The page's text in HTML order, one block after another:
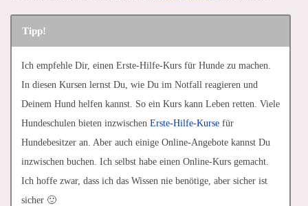
Tipp!
Ich empfehle Dir, einen Erste-Hilfe-Kurs für Hunde zu machen.
In diesen Kursen lernst Du, wie Du im Notfall reagieren und
Deinem Hund helfen kannst. So ein Kurs kann Leben retten. Viele
Hundeschulen bieten inzwischen Erste-Hilfe-Kurse für
Hundebesitzer an. Aber auch einige Online-Angebote kannst Du
inzwischen buchen. Ich selbst habe einen Online-Kurs gemacht.
Ich hoffe zwar, dass ich das Wissen nie benötige, aber sicher ist
sicher 🙂